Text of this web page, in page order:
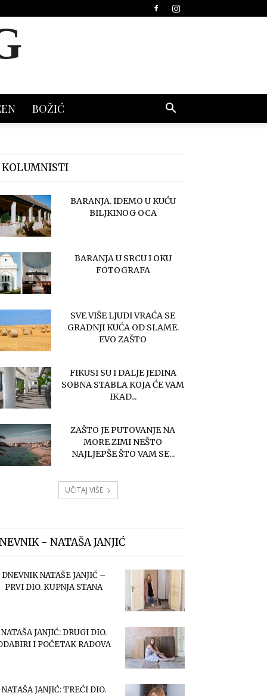
BOŽIĆ
KOLUMNISTI
BARANJA. IDEMO U KUĆU
BILJKINOG OCA
BARANJA U SRCU I OKU
FOTOGRAFA
SVE VIŠE LJUDI VRAĆA SE
GRADNJI KUĆA OD SLAME.
EVO ZAŠTO
FIKUSI SU I DALJE JEDINA
SOBNA STABLA KOJA ĆE VAM
IKAD...
ZAŠTO JE PUTOVANJE NA
MORE ZIMI NEŠTO
NAJLJEPŠE ŠTO VAM SE...
UČITAJ VIŠE
- NATAŠA JANJIĆ
DNEVNIK NATAŠE JANJIĆ –
PRVI DIO. KUPNJA STANA
NATAŠA JANJIĆ: DRUGI DIO.
I POČETAK RADOVA
NATAŠA JANJIĆ: TREĆI DIO.